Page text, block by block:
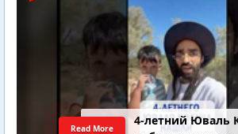
4-летний Юваль
Read More